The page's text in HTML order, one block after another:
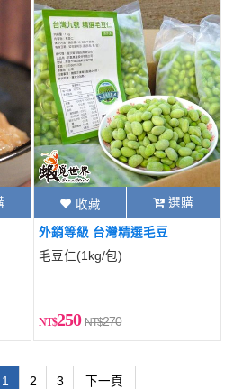
收藏 選購
外銷等級 台灣精選毛豆
毛豆仁(1kg/包)
250 270
1 2 3 下一頁